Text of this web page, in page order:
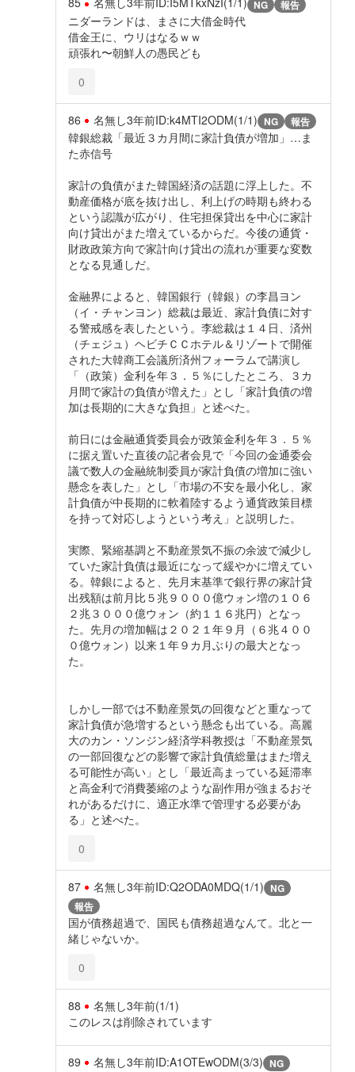
NG 報告
ニダーランドは、まさに大借金時代
借金王に、ウリはなるｗｗ
頑張れ〜朝鮮人の愚民ども
0
86 名無し3年前ID:k4MTI2ODM(1/1) NG 報告
韓銀総裁「最近３カ月間に家計負債が増加」…ま
た赤信号
家計の負債がまた韓国経済の話題に浮上した。不
動産価格が底を抜け出し、利上げの時期も終わる
という認識が広がり、住宅担保貸出を中心に家計
向け貸出がまた増えているからだ。今後の通貨・
財政政策方向で家計向け貸出の流れが重要な変数
となる見通しだ。
金融界によると、韓国銀行（韓銀）の李昌ヨン
（イ・チャンヨン）総裁は最近、家計負債に対す
る警戒感を表したという。李総裁は１４日、済州
（チェジュ）ヘビチＣＣホテル＆リゾートで開催
された大韓商工会議所済州フォーラムで講演し
「（政策）金利を年３．５％にしたところ、３カ
月間で家計の負債が増えた」とし「家計負債の増
加は長期的に大きな負担」と述べた。
前日には金融通貨委員会が政策金利を年３．５％
に据え置いた直後の記者会見で「今回の金通委会
議で数人の金融統制委員が家計負債の増加に強い
懸念を表した」とし「市場の不安を最小化し、家
計負債が中長期的に軟着陸するよう通貨政策目標
を持って対応しようという考え」と説明した。
実際、緊縮基調と不動産景気不振の余波で減少し
ていた家計負債は最近になって緩やかに増えてい
る。韓銀によると、先月末基準で銀行界の家計貸
出残額は前月比５兆９０００億ウォン増の１０６
２兆３０００億ウォン（約１１６兆円）となっ
た。先月の増加幅は２０２１年９月（６兆４００
０億ウォン）以来１年９カ月ぶりの最大となっ
た。
しかし一部では不動産景気の回復などと重なって
家計負債が急増するという懸念も出ている。高麗
大のカン・ソンジン経済学科教授は「不動産景気
の一部回復などの影響で家計負債総量はまた増え
る可能性が高い」とし「最近高まっている延滞率
と高金利で消費萎縮のような副作用が強まるおそ
れがあるだけに、適正水準で管理する必要があ
る」と述べた。
0
87 名無し3年前ID:Q2ODA0MDQ(1/1) NG
報告
国が債務超過で、国民も債務超過なんて。北と一
緒じゃないか。
0
88 名無し3年前(1/1)
このレスは削除されています
89 名無し3年前ID:A1OTEwODM(3/3) NG